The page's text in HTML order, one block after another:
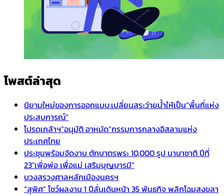
โพสต์ล่าสุด
นิยามใหม่ของการออกแบบ:เปลี่ยนสระว่ายน้ำให้เป็น“พื้นที่แห่ง
ประสบการณ์”
โปรดเกล้าฯ”อนุมัติ อาหมัด”กรรมการกลางอิสลามแห่ง
ประเทศไทย
ประชุมพร้อมจัดงาน ตักบาตรพระ 10,000 รูป นานาชาติ ปีที่
23″เพื่อพ่อ เพื่อแม่ เสริมบุญบารมี”
บวงสรวงศาลหลักเมืองนครฯ
“สุพิศ” โชว์ผลงาน 1 ปีลั่นเดินหน้า 35 พันธกิจ พลิกโฉมสงขลา